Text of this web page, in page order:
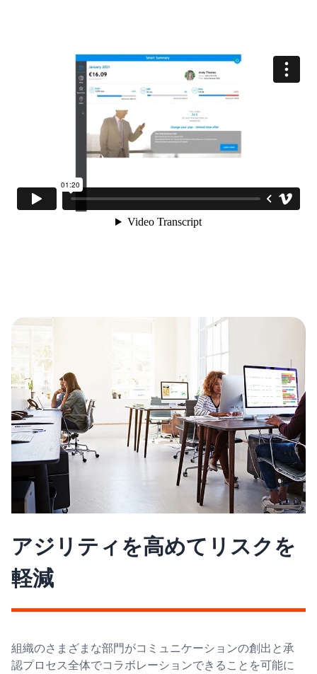
アジリティを高めてリスクを
軽減
組織のさまざまな部門がコミュニケーションの創出と承
認プロセス全体でコラボレーションできることを可能に